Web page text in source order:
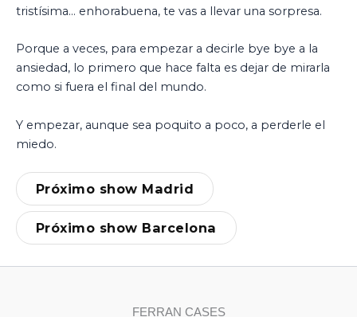
tristísima… enhorabuena, te vas a llevar una sorpresa.
Porque a veces, para empezar a decirle bye bye a la
ansiedad, lo primero que hace falta es dejar de mirarla
como si fuera el final del mundo.
Y empezar, aunque sea poquito a poco, a perderle el
miedo.
Próximo show Madrid
Próximo show Barcelona
FERRAN CASES